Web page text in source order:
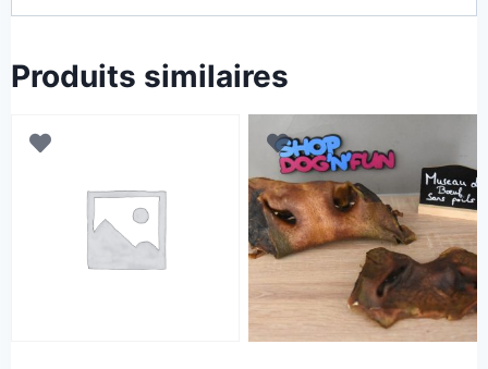
Produits similaires